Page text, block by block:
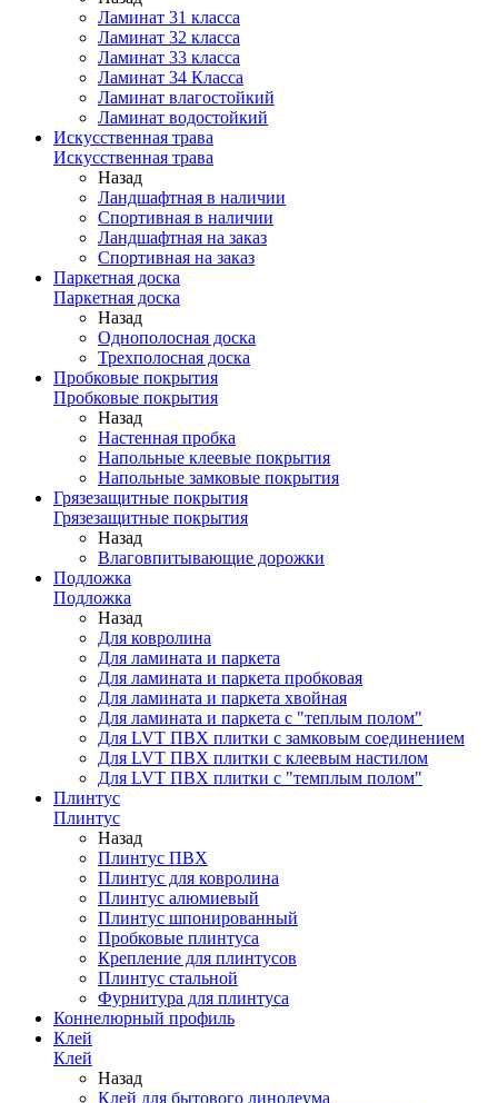
Ламинат 31 класса
Ламинат 32 класса
Ламинат 33 класса
Ламинат 34 Класса
Ламинат влагостойкий
Ламинат водостойкий
Искусственная трава
Искусственная трава
Назад
Ландшафтная в наличии
Спортивная в наличии
Ландшафтная на заказ
Спортивная на заказ
Паркетная доска
Паркетная доска
Назад
Однополосная доска
Трехполосная доска
Пробковые покрытия
Пробковые покрытия
Назад
Настенная пробка
Напольные клеевые покрытия
Напольные замковые покрытия
Грязезащитные покрытия
Грязезащитные покрытия
Назад
Влаговпитывающие дорожки
Подложка
Подложка
Назад
Для ковролина
Для ламината и паркета
Для ламината и паркета пробковая
Для ламината и паркета хвойная
Для ламината и паркета с "теплым полом"
Для LVT ПВХ плитки с замковым соединением
Для LVT ПВХ плитки с клеевым настилом
Для LVT ПВХ плитки с "темплым полом"
Плинтус
Плинтус
Назад
Плинтус ПВХ
Плинтус для ковролина
Плинтус алюмиевый
Плинтус шпонированный
Пробковые плинтуса
Крепление для плинтусов
Плинтус стальной
Фурнитура для плинтуса
Коннелюрный профиль
Клей
Клей
Назад
Клей для бытового линолеума